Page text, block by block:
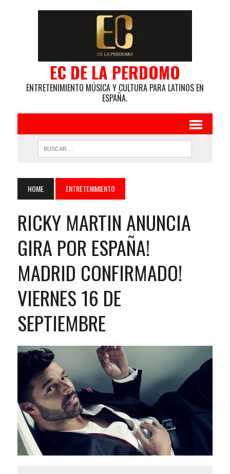
EC DE LA PERDOMO
ENTRETENIMIENTO MÚSICA Y CULTURA PARA LATINOS EN
ESPAÑA.
HOME ENTRETENIMIENTO
RICKY MARTIN ANUNCIA
GIRA POR ESPAÑA!
MADRID CONFIRMADO!
VIERNES 16 DE
SEPTIEMBRE